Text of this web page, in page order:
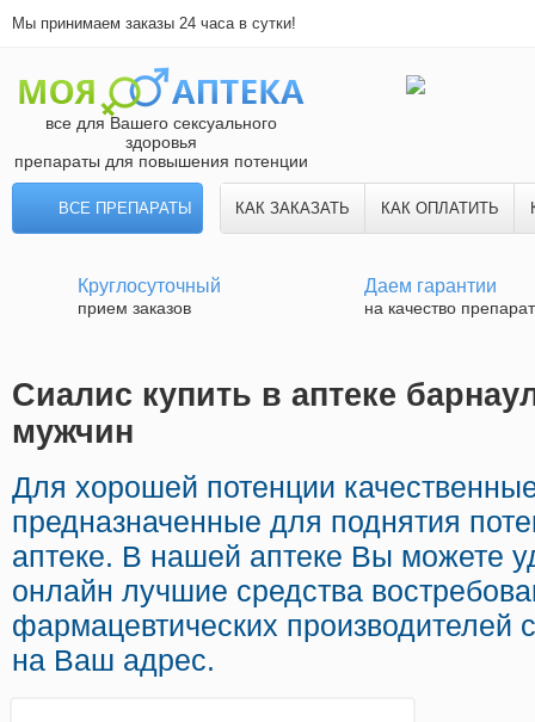
Мы принимаем заказы 24 часа в сутки!
все для Вашего сексуального
здоровья
препараты для повышения потенции
ВСЕ ПРЕПАРАТЫ КАК ЗАКАЗАТЬ КАК ОПЛАТИТЬ
Круглосуточный
прием заказов
Даем гарантии
на качество
Сиалис купить в аптеке
мужчин
Для хорошей потенции
предназначенные для поднятия
аптеке. В нашей аптеке Вы можете
онлайн лучшие средства
фармацевтических производителей
на Ваш адрес.